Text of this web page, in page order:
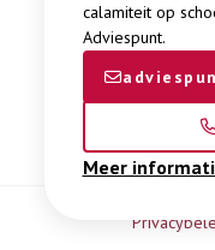
calamiteit op
Adviespunt.
Meer